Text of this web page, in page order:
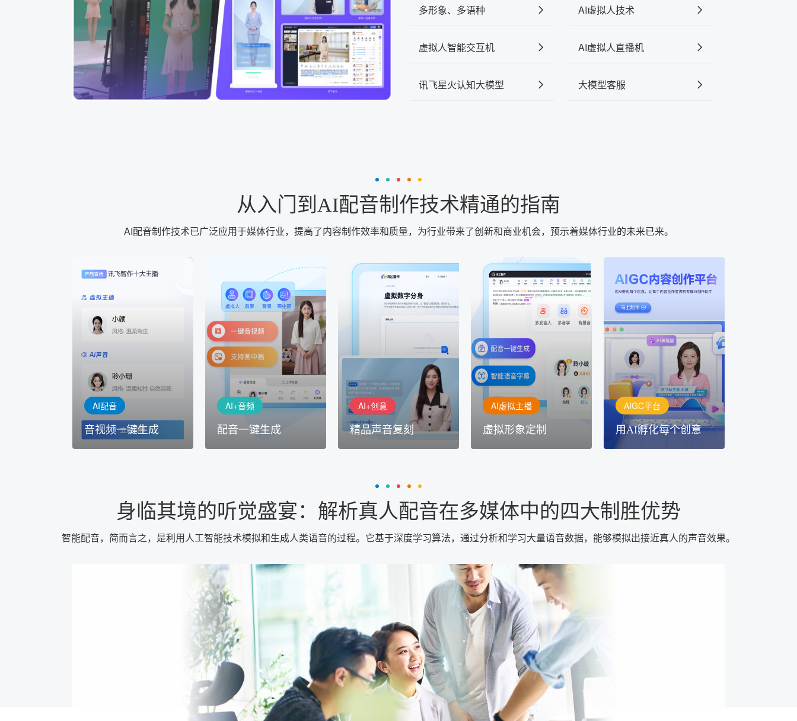
多形象、多语种 AI虚拟人技术
虚拟人智能交互机 AI虚拟人直播机
讯飞星火认知大模型 大模型客服
从入门到AI配音制作技术精通的指南
AI配音制作技术已广泛应用于媒体行业，提高了内容制作效率和质量，为行业带来了创新和商业机会，预示着媒体行业的未来已来。
AI配音
音视频一键生成
音视频一键生成
AI+视频：在虚拟"AI演播
键完成音、视频作品的输出
AI+音频
配音一键生成
AI+音频
配音一键生成
AI+音频：基于全球领先的
TTS能力打造的AI音频制作
工具，输入文本、选择发音
人即可一键生成专业音频
AI+创意
精品声音复刻
AI+创意
精品声音复刻
AI+创意：AIGC 能力集中展
示窗口，体验 AIGC 给生活
AI虚拟主播
虚拟形象定制
虚拟形象定制
讯飞智作：让每一个内容创
作者高效生产灵活定制
AIGC平台
用AI孵化每个创意
AIGC平台
用AI孵化每个创意
讯飞AIGC平台：让每个创
作者都拥有自己的专注AI创
作助手
身临其境的听觉盛宴：解析真人配音在多媒体中的四大制胜优势
智能配音，简而言之，是利用人工智能技术模拟和生成人类语音的过程。它基于深度学习算法，通过分析和学习大量语音数据，能够模拟出接近真人的声音效果。